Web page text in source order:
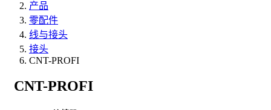
产品
零配件
线与接头
接头
CNT-PROFI
CNT-PROFI